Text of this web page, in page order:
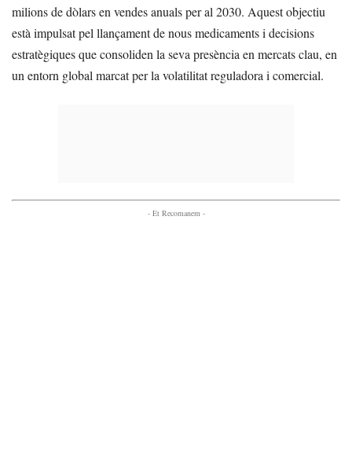
milions de dòlars en vendes anuals per al 2030. Aquest objectiu
està impulsat pel llançament de nous medicaments i decisions
estratègiques que consoliden la seva presència en mercats clau, en
un entorn global marcat per la volatilitat reguladora i comercial.
- Et Recomanem -